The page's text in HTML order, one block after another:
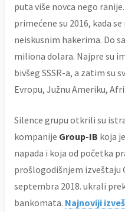
puta više novca nego
primećene su 2016, kada
neiskusnim hakerima. Do
miliona dolara. Najpre su
bivšeg SSSR-a, a zatim su
Evropu, Južnu Ameriku,
Silence grupu otkrili su
kompanije Group-IB koja
napada i koja od početka
prošlogodišnjem izveštaju
septembra 2018. ukrali
bankomata. Najnoviji